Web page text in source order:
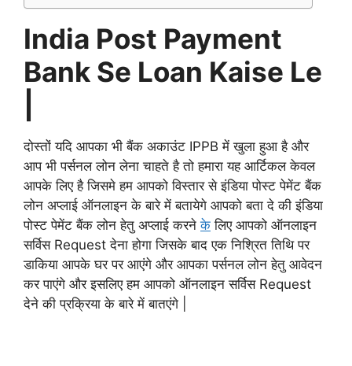
India Post Payment
Bank Se Loan Kaise Le
दोस्तों यदि आपका भी बैंक अकाउंट IPPB में खुला हुआ है और
आप भी पर्सनल लोन लेना चाहते है तो हमारा यह आर्टिकल केवल
आपके लिए है जिसमे हम आपको विस्तार से इंडिया पोस्ट पेमेंट बैंक
लोन अप्लाई ऑनलाइन के बारे में बतायेगे आपको बता दे की इंडिया
पोस्ट पेमेंट बैंक लोन हेतु अप्लाई करनेके लिए आपको ऑनलाइन
सर्विस Request देना होगा जिसके बाद एक निश्रित तिथि पर
डाकिया आपके घर पर आएंगे और आपका पर्सनल लोन हेतु आवेदन
कर पाएंगे और इसलिए हम आपको ऑनलाइन सर्विस Request
देने की प्रक्रिया के बारे में बातएंगे |